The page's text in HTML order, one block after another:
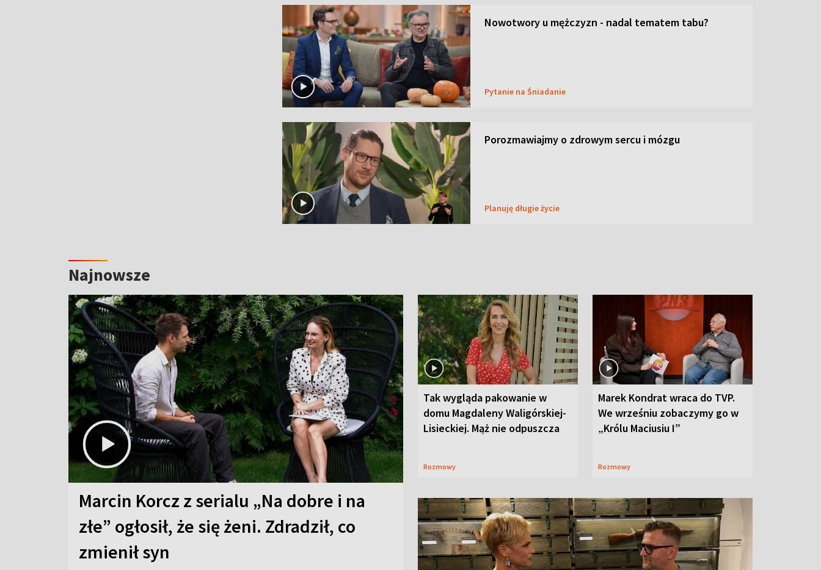
Nowotwory u mężczyzn - nadal tematem tabu?
Pytanie na Śniadanie
Porozmawiajmy o zdrowym sercu i mózgu
Planuję długie życie
Najnowsze
Marcin Korcz z serialu „Na dobre i na
złe” ogłosił, że się żeni. Zdradził, co
zmienił syn
Tak wygląda pakowanie w
domu Magdaleny Waligórskiej-
Lisieckiej. Mąż nie odpuszcza
Rozmowy
Marek Kondrat wraca do TVP.
We wrześniu zobaczymy go w
„Królu Maciusiu I”
Rozmowy